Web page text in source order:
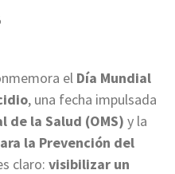
el Día Mundial
, una fecha impulsada
de la Salud (OMS) y la
la Prevención del
claro: visibilizar un